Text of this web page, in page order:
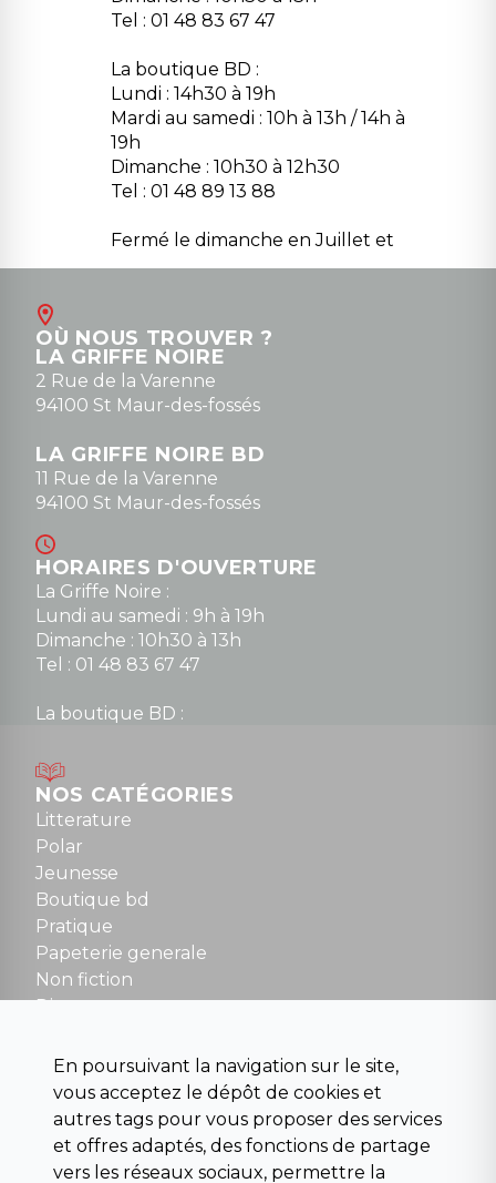
Tel : 01 48 83 67 47
La boutique BD :
Lundi : 14h30 à 19h
Mardi au samedi : 10h à 13h / 14h à
19h
Dimanche : 10h30 à 12h30
Tel : 01 48 89 13 88
Fermé le dimanche en Juillet et
Août
contact@la-griffe-noire.com
0148836747
OÙ NOUS TROUVER ?
LA GRIFFE NOIRE
2 Rue de la Varenne
94100 St Maur-des-fossés
LA GRIFFE NOIRE BD
11 Rue de la Varenne
94100 St Maur-des-fossés
HORAIRES D'OUVERTURE
La Griffe Noire :
Lundi au samedi : 9h à 19h
Dimanche : 10h30 à 13h
Tel : 01 48 83 67 47
La boutique BD :
Mardi au samedi : 10h à 13h / 14h à 19h
Dimanche : 10h30 à 12h30
Tel : 01 48 89 13 88
NOUS CONTACTER
contact@la-griffe-noire.com
NOS CATÉGORIES
Litterature
Polar
Jeunesse
Boutique bd
Pratique
Papeterie generale
Non fiction
Divers
Beaux livres et art
Para scolaire
Histoire
Pochoteque
Pleiade
En poursuivant la navigation sur le site,
vous acceptez le dépôt de cookies et
autres tags pour vous proposer des services
et offres adaptés, des fonctions de partage
vers les réseaux sociaux, permettre la